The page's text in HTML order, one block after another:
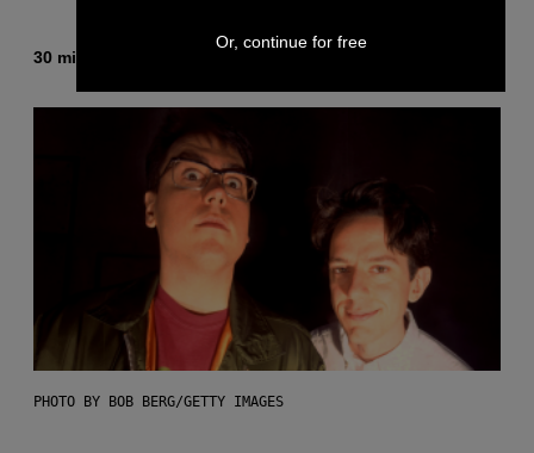
30 minutes ago
PHOTO BY BOB BERG/GETTY IMAGES
Or, continue for free